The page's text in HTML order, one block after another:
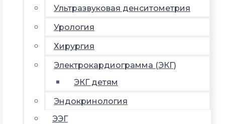
Ультразвуковая денситометрия
Урология
Хирургия
Электрокардиограмма (ЭКГ)
ЭКГ детям
Эндокринология
ЭЭГ